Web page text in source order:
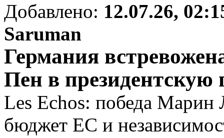
Добавлено: 12.07.26,
Saruman
Германия
Пен в президентскую
Les Echos: победа Марин
бюджет ЕС и